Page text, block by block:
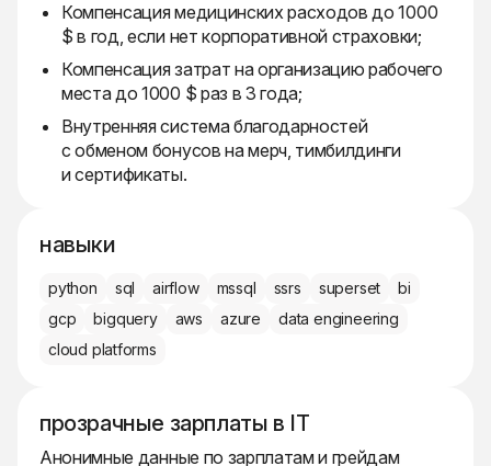
Компенсация медицинских расходов до 1000
$ в год, если нет корпоративной страховки;
Компенсация затрат на организацию рабочего
места до 1000 $ раз в 3 года;
Внутренняя система благодарностей
с обменом бонусов на мерч, тимбилдинги
и сертификаты.
навыки
python sql airflow mssql ssrs superset
bi
gcp
bigquery aws azure
data engineering
cloud platforms
прозрачные зарплаты в IT
Анонимные данные по зарплатам и грейдам